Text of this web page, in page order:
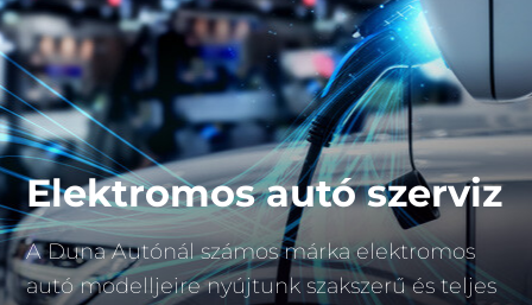
Elektromos autó szerviz
A Duna Autónál számos márka elektromos
autó modelljeire nyújtunk szakszerű és teljes